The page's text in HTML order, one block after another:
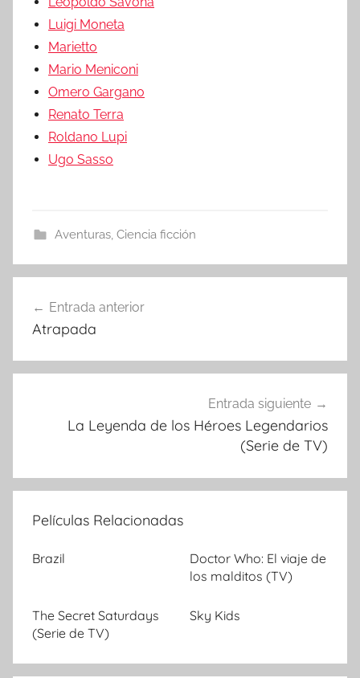
Luigi Moneta
Marietto
Mario Meniconi
Omero Gargano
Renato Terra
Roldano Lupi
Ugo Sasso
Aventuras, Ciencia ficción
Navegación
de
entradas
Entrada anterior
Atrapada
Entrada siguiente
La Leyenda de los Héroes Legendarios
(Serie de TV)
Películas Relacionadas
Brazil
Doctor Who: El viaje de
los malditos (TV)
The Secret Saturdays
(Serie de TV)
Sky Kids